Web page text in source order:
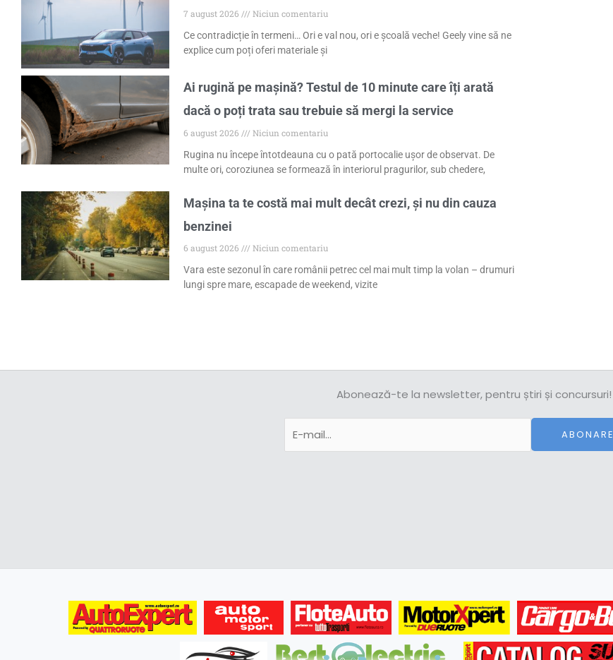
7 august 2026
Niciun comentariu
Ce contradicție în termeni… Ori e val nou, ori e școală veche! Geely vine să ne
explice cum poți oferi materiale și
Ai rugină pe mașină? Testul de 10 minute care îți arată
dacă o poți trata sau trebuie să mergi la service
6 august 2026
Niciun comentariu
Rugina nu începe întotdeauna cu o pată portocalie ușor de observat. De
multe ori, coroziunea se formează în interiorul pragurilor, sub chedere,
Mașina ta te costă mai mult decât crezi, și nu din cauza
benzinei
6 august 2026
Niciun comentariu
Vara este sezonul în care românii petrec cel mai mult timp la volan – drumuri
lungi spre mare, escapade de weekend, vizite
Abonează-te la newsletter, pentru știri și concursuri!
ABONARE